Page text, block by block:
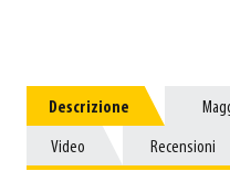
Descrizione
Descrizione
Video
Video Recensioni
Recensioni